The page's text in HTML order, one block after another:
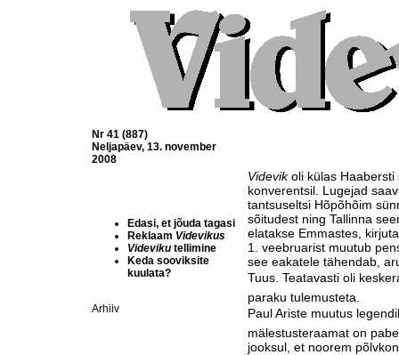
Nr 41 (887)
Neljapäev, 13. november
2008
Edasi, et jõuda tagasi
Reklaam Videvikus
Videviku tellimine
Keda sooviksite
kuulata?
Arhiiv
Videvikoli külas Haabersti
konverentsil. Lugejad
tantsuseltsi Hõpõhõim
sõitudest ning Tallinna
elatakse Emmastes,
1. veebruarist muutub
see eakatele tähendab,
Tuus. Teatavasti oli
paraku tulemusteta.
Paul Ariste muutus
mälestusteraamat on
jooksul, et noorem